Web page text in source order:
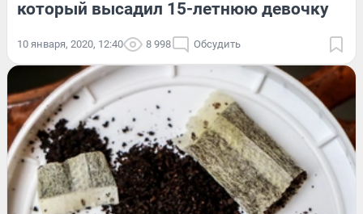
который высадил 15-летнюю девочку
10 января, 2020, 12:40 8 998 Обсудить